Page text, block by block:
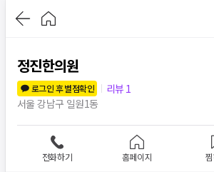
정진한의원
로그인 후 별점확인
리뷰 1
서울 강남구 일원1동
전화하기 홈페이지